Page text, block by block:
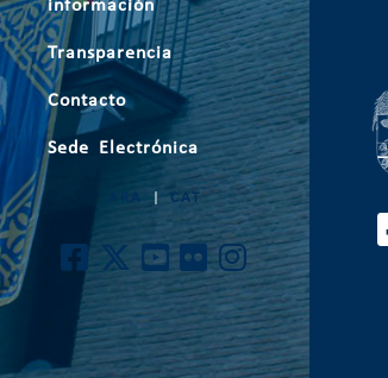
información
Transparencia
Contacto
Sede Electrónica
|CAT